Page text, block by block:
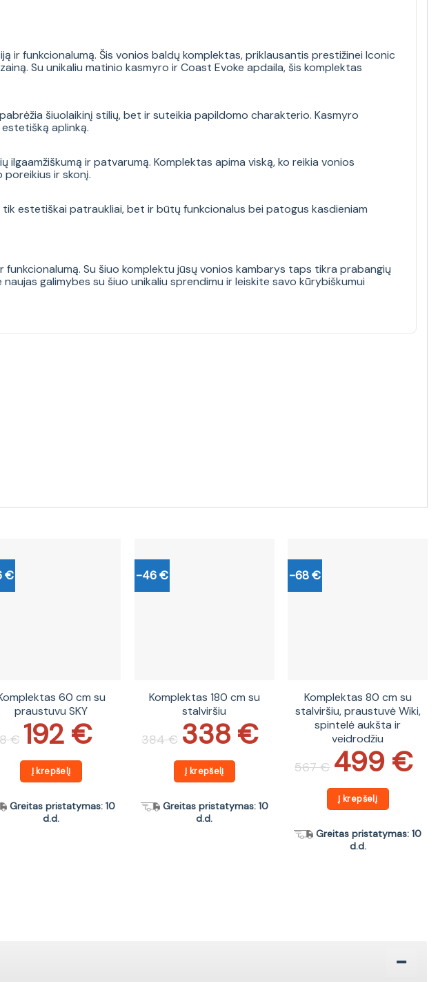
ir funkcionalumą. Šis vonios baldų komplektas, priklausantis prestižinei Iconic
Su unikaliu matinio kasmyro ir Coast Evoke apdaila, šis komplektas
šiuolaikinį stilių, bet ir suteikia papildomo charakterio. Kasmyro
aplinką.
ir patvarumą. Komplektas apima viską, ko reikia vonios
ir skonį.
estetiškai patraukliai, bet ir būtų funkcionalus bei patogus kasdieniam
Su šiuo komplektu jūsų vonios kambarys taps tikra prabangių
galimybes su šiuo unikaliu sprendimu ir leiskite savo kūrybiškumui
€
60 cm su
praustuvu SKY
€ 192 €
Į krepšelį
Greitas pristatymas: 10
d.d.
-46 €
Komplektas 180 cm su
stalviršiu
384€
price
was: 338 €
price
is:
Į krepšelį
Greitas pristatymas: 10
d.d.
-68 €
Komplektas 80 cm su
stalviršiu, praustuvė Wiki,
spintelė aukšta ir
veidrodžiu
567€
price
was: 499 €
price
is:
Į krepšelį
Greitas pristatymas: 10
d.d.